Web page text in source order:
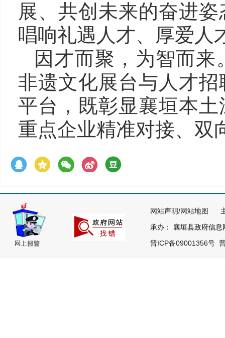
展、共创未来的奋进
唱响礼遇人才、厚爱人
因才而聚，为智而
非遗文化展台与人才
平台，既彰显襄垣本
重点企业精准对接、双
网站声明/网站地图
主
承办： 襄垣县政府信
晋ICP备09001356号